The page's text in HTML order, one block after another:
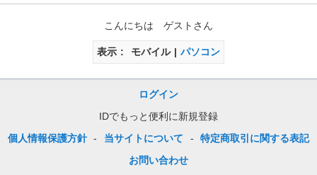
こんにちは ゲストさん
表示 モバイル パソコン
ログイン
IDでもっと便利に新規登録
個人情報保護方針 - 当サイトについて -
特定商取引に関する表記
お問い合わせ